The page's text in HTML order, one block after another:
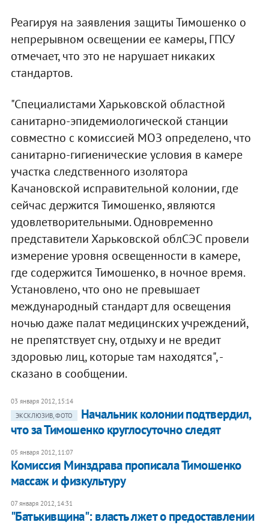
Реагируя на заявления защиты Тимошенко о
непрерывном освещении ее камеры, ГПСУ
отмечает, что это не нарушает никаких
стандартов.
"Специалистами Харьковской областной
санитарно-эпидемиологической станции
совместно с комиссией МОЗ определено, что
санитарно-гигиенические условия в камере
участка следственного изолятора
Качановской исправительной колонии, где
сейчас держится Тимошенко, являются
удовлетворительными. Одновременно
представители Харьковской облСЭС провели
измерение уровня освещенности в камере,
где содержится Тимошенко, в ночное время.
Установлено, что оно не превышает
международный стандарт для освещения
ночью даже палат медицинских учреждений,
не препятствует сну, отдыху и не вредит
здоровью лиц, которые там находятся", -
сказано в сообщении.
03 января 2012, 15:14
ЭКСКЛЮЗИВ, ФОТО
Начальник колонии подтвердил,
что за Тимошенко круглосуточно следят
05 января 2012, 11:07
Комиссия Минздрава прописала Тимошенко
массаж и физкультуру
07 января 2012, 14:31
"Батькивщина": власть лжет о предоставлении